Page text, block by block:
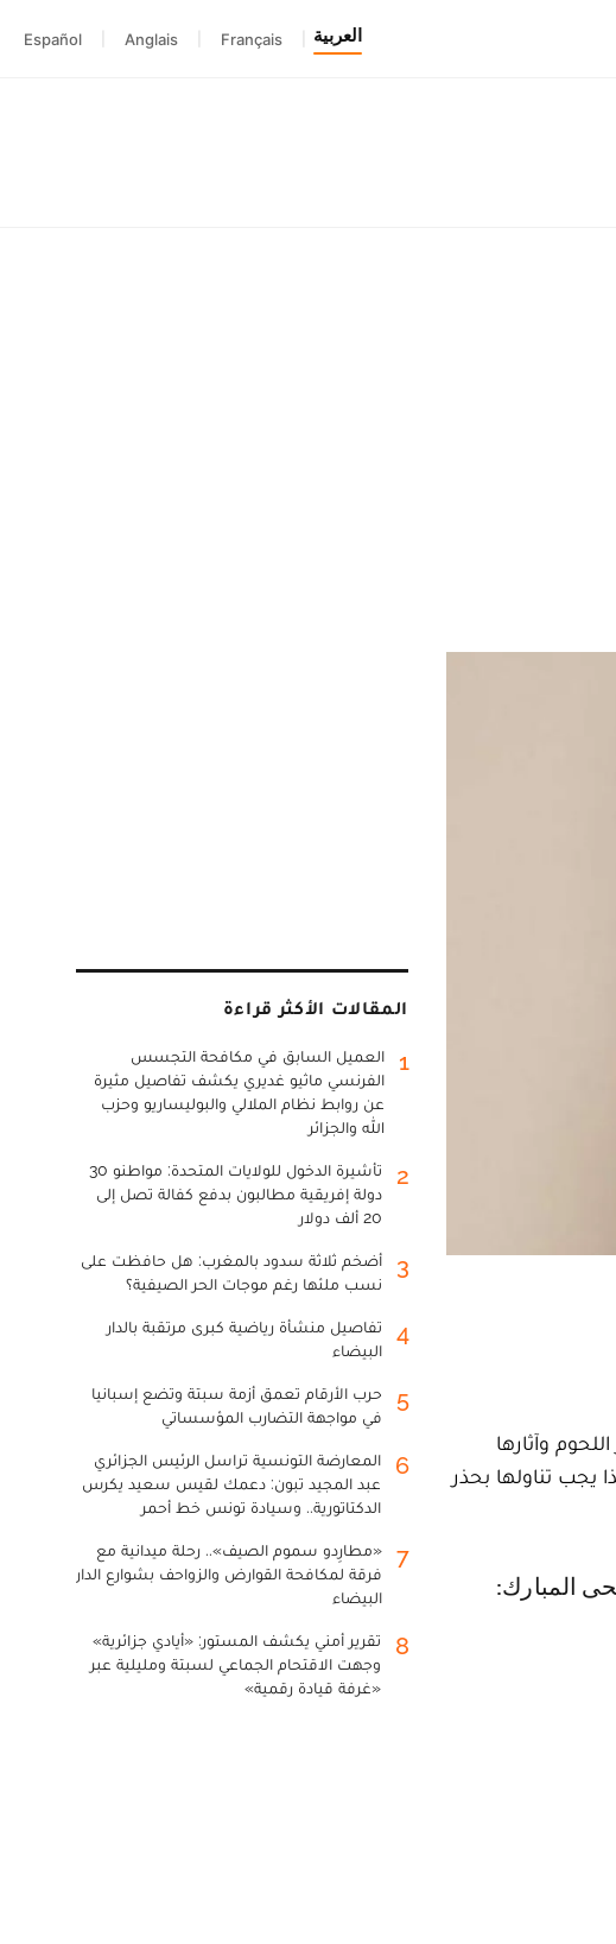
العربية Français
Anglais
Español
وآثارها
تناولها بحذر
المبارك:
المقالات الأكثر قراءة
1
العميل السابق في مكافحة التجسس
الفرنسي ماثيو غديري يكشف تفاصيل مثيرة
عن روابط نظام الملالي والبوليساريو وحزب
الله والجزائر
2
تأشيرة الدخول للولايات المتحدة: مواطنو 30
دولة إفريقية مطالبون بدفع كفالة تصل إلى
20 ألف دولار
3
أضخم ثلاثة سدود بالمغرب: هل حافظت على
نسب ملئها رغم موجات الحر الصيفية؟
4
تفاصيل منشأة رياضية كبرى مرتقبة بالدار
البيضاء
5
حرب الأرقام تعمق أزمة سبتة وتضع إسبانيا
في مواجهة التضارب المؤسساتي
6
المعارضة التونسية تراسل الرئيس الجزائري
عبد المجيد تبون: دعمك لقيس سعيد يكرس
الدكتاتورية.. وسيادة تونس خط أحمر
7
«مطارِدو سموم الصيف».. رحلة ميدانية مع
فرقة لمكافحة القوارض والزواحف بشوارع الدار
البيضاء
8
تقرير أمني يكشف المستور: «أيادي جزائرية»
وجهت الاقتحام الجماعي لسبتة ومليلية عبر
«غرفة قيادة رقمية»